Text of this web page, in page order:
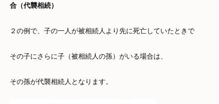
合（代襲相続）
２の例で、子の一人が被相続人より先に死亡していたときで
その子にさらに子（被相続人の孫）がいる場合は、
その孫が代襲相続人となります。